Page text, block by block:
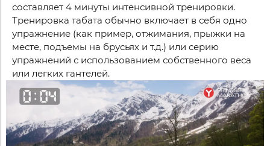
составляет 4 минуты интенсивной тренировки.
Тренировка табата обычно включает в себя одно
упражнение (как пример, отжимания, прыжки на
месте, подъемы на брусьях и т.д.) или серию
упражнений с использованием собственного веса
или легких гантелей.